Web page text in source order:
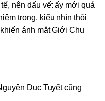
nên dấu vết ấy mới quá
trọng, kiểu nhìn thôi
ánh mắt Giới Chu
Dục Tuyết cũng